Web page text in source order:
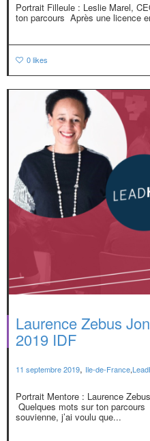
Portrait Filleule : Leslie Marel,
ton parcours Après une licence
0likes
Laurence Zebus
2019 IDF
11 septembre 2019, Ile-de-France,
Portrait Mentore : Laurence
Quelques mots sur ton
souvienne, j’ai voulu que...